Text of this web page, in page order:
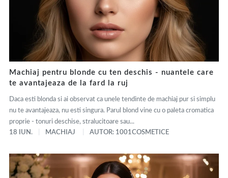
Machiaj pentru blonde cu ten deschis - nuantele care
te avantajeaza de la fard la ruj
Daca esti blonda si ai observat ca unele tendinte de machiaj pur si simplu
nu te avantajeaza, nu esti singura. Parul blond vine cu o paleta cromatica
proprie - tonuri deschise, stralucitoare sau...
18 IUN.
MACHIAJ AUTOR: 1001COSMETICE